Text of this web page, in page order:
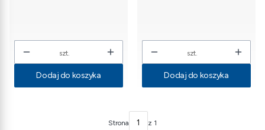
szt.
Dodaj do koszyka
szt.
Dodaj do koszyka
Strona z 1